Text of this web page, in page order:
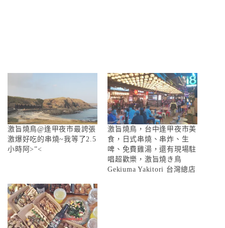
激旨燒鳥@逢甲夜市最誇張
激爆好吃的串燒~我等了2.5
小時阿>”<
激旨燒鳥，台中逢甲夜市美
食，日式串燒、串炸、生
啤、免費雞湯，還有現場駐
唱超歡樂，激旨燒き鳥
Gekiuma Yakitori 台灣總店